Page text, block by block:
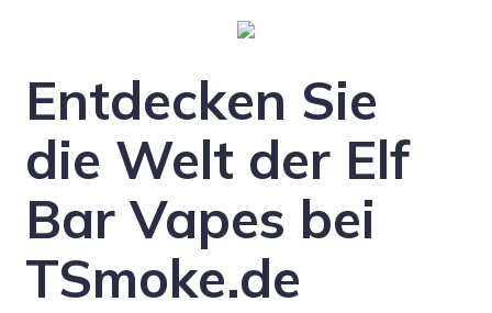
Entdecken Sie
die Welt der Elf
Bar Vapes bei
TSmoke.de